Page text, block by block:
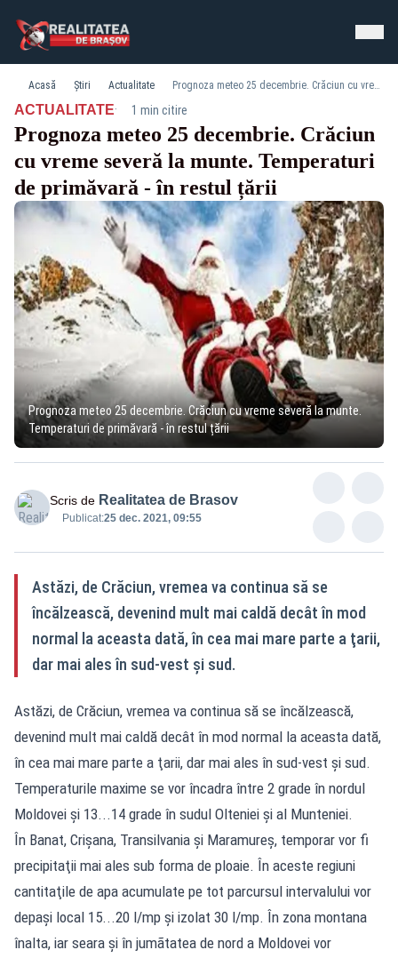
Acasă Știri Actualitate Prognoza meteo 25 decembrie. Crăciun cu vreme severă la munte. Temperaturi de primăvară - în restul țării
ACTUALITATE· 1 min citire
Prognoza meteo 25 decembrie. Crăciun
cu vreme severă la munte. Temperaturi
de primăvară - în restul țării
Prognoza meteo 25 decembrie. Crăciun cu vreme severă la munte.
Temperaturi de primăvară - în restul țării
Scris de Realitatea de Brasov
Publicat:25 dec. 2021, 09:55
Astăzi, de Crăciun, vremea va continua să se
încălzească, devenind mult mai caldă decât în mod
normal la aceasta dată, în cea mai mare parte a ţarii,
dar mai ales în sud-vest şi sud.
Astăzi, de Crăciun, vremea va continua să se încălzească,
devenind mult mai caldă decât în mod normal la aceasta dată,
în cea mai mare parte a ţarii, dar mai ales în sud-vest şi sud.
Temperaturile maxime se vor încadra între 2 grade în nordul
Moldovei şi 13...14 grade în sudul Olteniei şi al Munteniei.
În Banat, Crişana, Transilvania şi Maramureş, temporar vor fi
precipitaţii mai ales sub forma de ploaie. În aceste regiuni
cantitaţile de apa acumulate pe tot parcursul intervalului vor
depaşi local 15...20 l/mp şi izolat 30 l/mp. În zona montana
înalta, iar seara şi în jumãtatea de nord a Moldovei vor